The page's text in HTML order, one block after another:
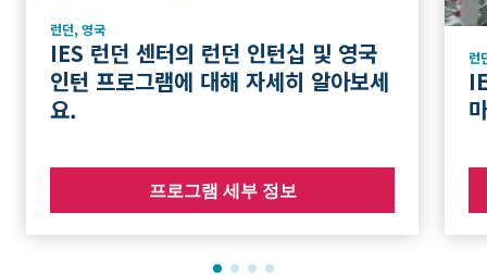
런던, 영국
IES 런던 센터의 런던 인턴십 및 영국
인턴 프로그램에 대해 자세히 알아보세
요.
프로그램 세부 정보
런